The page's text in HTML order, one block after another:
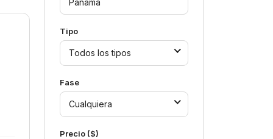
Tipo
Todos los tipos
Fase
Cualquiera
Precio ($)